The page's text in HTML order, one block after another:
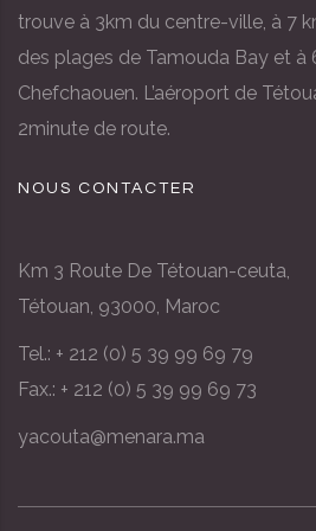
trouve à 3km du centre-ville, à 7
des plages de Tamouda Bay et à
Chefchaouen. L’aéroport de
2minute de route.
NOUS CONTACTER
Km 3 Route De Tétouan-ceuta,
Tétouan, 93000, Maroc
Tel.: + 212 (0) 5 39 99 69 79
Fax.: + 212 (0) 5 39 99 69 73
yacouta@menara.ma